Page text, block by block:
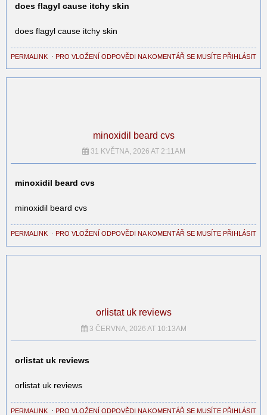
does flagyl cause itchy skin
does flagyl cause itchy skin
PERMALINK ⋅ PRO VLOŽENÍ ODPOVĚDI NA KOMENTÁŘ SE MUSÍTE PŘIHLÁSIT
minoxidil beard cvs
31 KVĚTNA, 2026 AT 2:11AM
minoxidil beard cvs
minoxidil beard cvs
PERMALINK ⋅ PRO VLOŽENÍ ODPOVĚDI NA KOMENTÁŘ SE MUSÍTE PŘIHLÁSIT
orlistat uk reviews
3 ČERVNA, 2026 AT 10:13AM
orlistat uk reviews
orlistat uk reviews
PERMALINK ⋅ PRO VLOŽENÍ ODPOVĚDI NA KOMENTÁŘ SE MUSÍTE PŘIHLÁSIT